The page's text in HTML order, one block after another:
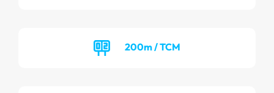
200m / TCM